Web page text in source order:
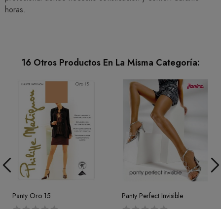
horas.
16 Otros Productos En La Misma Categoría:
Panty Oro 15 Panty Perfect Invisible